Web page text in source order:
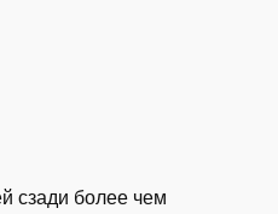
сзади более чем